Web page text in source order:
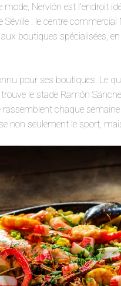
Nervión est l’endroit
: le centre commercial
boutiques spécialisées,
pour ses boutiques. Le
le stade Ramón
rassemblent chaque
non seulement le sport,